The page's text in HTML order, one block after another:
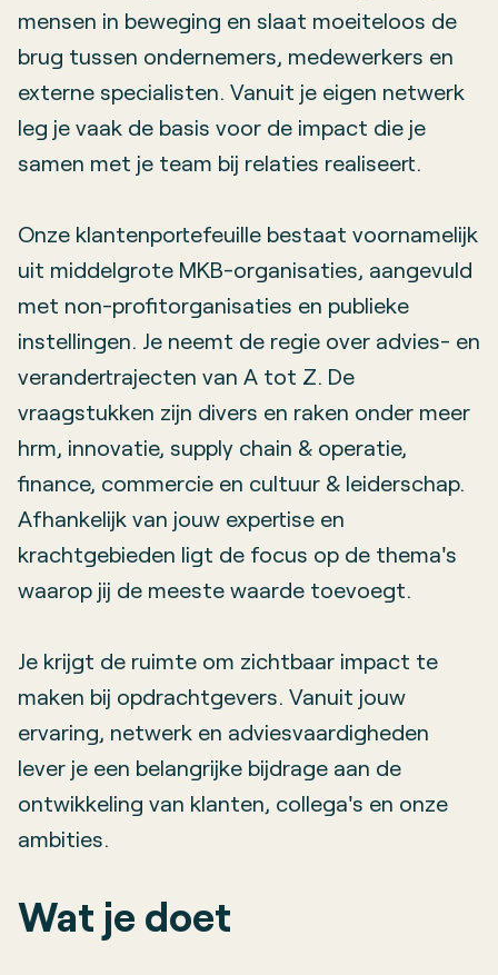
mensen in beweging en slaat moeiteloos de
brug tussen ondernemers, medewerkers en
externe specialisten. Vanuit je eigen netwerk
leg je vaak de basis voor de impact die je
samen met je team bij relaties realiseert.
Onze klantenportefeuille bestaat voornamelijk
uit middelgrote MKB-organisaties, aangevuld
met non-profitorganisaties en publieke
instellingen. Je neemt de regie over advies- en
verandertrajecten van A tot Z. De
vraagstukken zijn divers en raken onder meer
hrm, innovatie, supply chain & operatie,
finance, commercie en cultuur & leiderschap.
Afhankelijk van jouw expertise en
krachtgebieden ligt de focus op de thema's
waarop jij de meeste waarde toevoegt.
Je krijgt de ruimte om zichtbaar impact te
maken bij opdrachtgevers. Vanuit jouw
ervaring, netwerk en adviesvaardigheden
lever je een belangrijke bijdrage aan de
ontwikkeling van klanten, collega's en onze
ambities.
Wat je doet